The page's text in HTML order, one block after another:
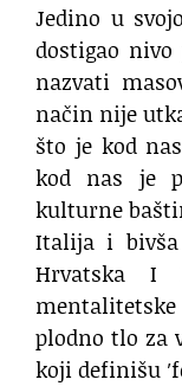
Jedino u
dostigao
nazvati
način nije
što je kod
kod nas je
kulturne
Italija i bivša
Hrvatska I
plodno tlo za
koji definišu